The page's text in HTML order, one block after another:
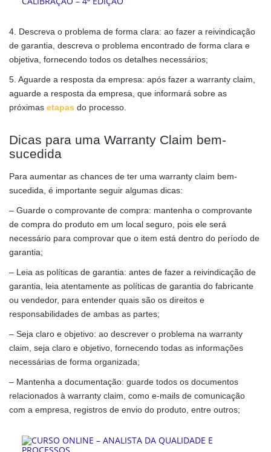
4. Descreva o problema de forma clara: ao fazer a reivindicação
de garantia, descreva o problema encontrado de forma clara e
objetiva, fornecendo todos os detalhes necessários;
5. Aguarde a resposta da empresa: após fazer a warranty claim,
aguarde a resposta da empresa, que informará sobre as
próximas etapas do processo.
Dicas para uma Warranty Claim bem-
sucedida
Para aumentar as chances de ter uma warranty claim bem-
sucedida, é importante seguir algumas dicas:
– Guarde o comprovante de compra: mantenha o comprovante
de compra do produto em um local seguro, pois ele será
necessário para comprovar que o item está dentro do período de
garantia;
– Leia as políticas de garantia: antes de fazer a reivindicação de
garantia, leia atentamente as políticas de garantia do fabricante
ou vendedor, para entender quais são os direitos e
responsabilidades de ambas as partes;
– Seja claro e objetivo: ao descrever o problema na warranty
claim, seja claro e objetivo, fornecendo todas as informações
necessárias de forma organizada;
– Mantenha a documentação: guarde todos os documentos
relacionados à warranty claim, como e-mails de comunicação
com a empresa, registros de envio do produto, entre outros;